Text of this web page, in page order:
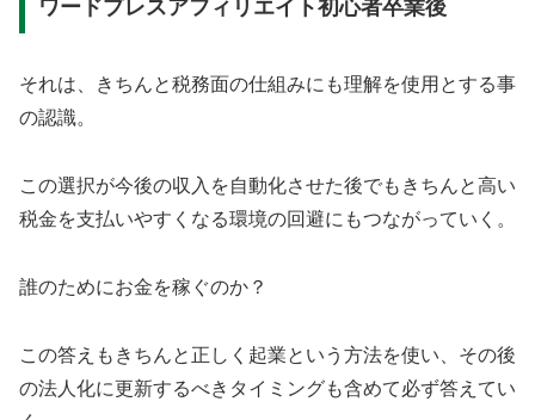
ワードプレスアフィリエイト初心者卒業後
それは、きちんと税務面の仕組みにも理解を使用とする事
の認識。
この選択が今後の収入を自動化させた後でもきちんと高い
税金を支払いやすくなる環境の回避にもつながっていく。
誰のためにお金を稼ぐのか？
この答えもきちんと正しく起業という方法を使い、その後
の法人化に更新するべきタイミングも含めて必ず答えてい